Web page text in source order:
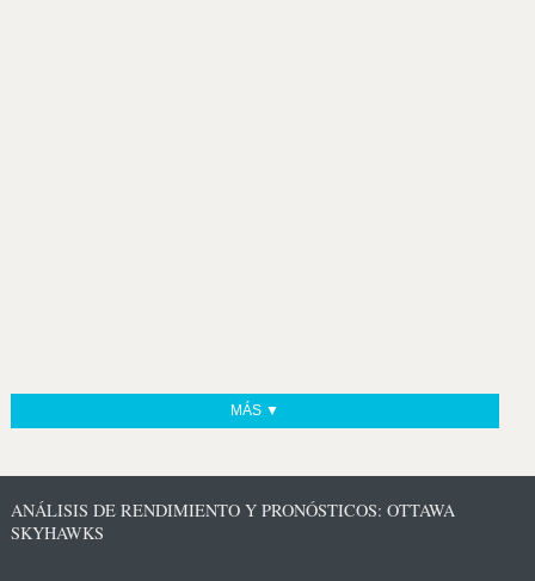
MÁS ▼
ANÁLISIS DE RENDIMIENTO Y PRONÓSTICOS: OTTAWA
SKYHAWKS